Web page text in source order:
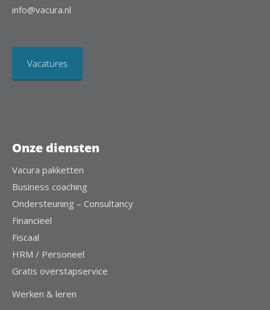
info@vacura.nl
Vacatures
Onze diensten
Vacura pakketten
Business coaching
Ondersteuning – Consultancy
Financieel
Fiscaal
HRM / Personeel
Gratis overstapservice
Werken & leren